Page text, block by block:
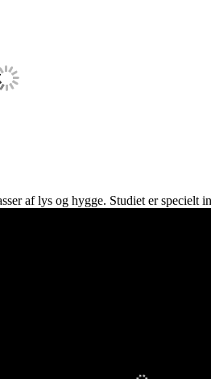
af lys og hygge. Studiet er specielt